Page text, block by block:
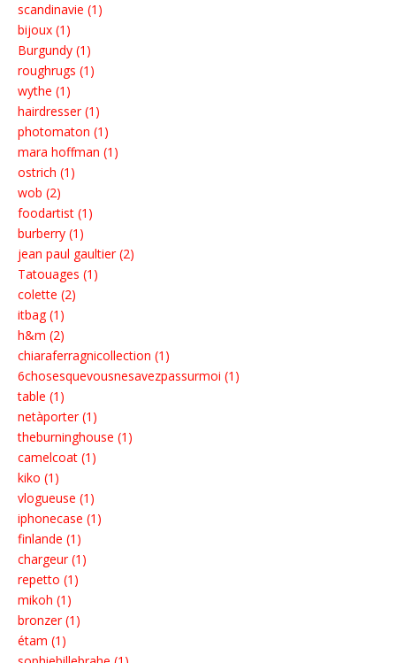
scandinavie (1)
bijoux (1)
Burgundy (1)
roughrugs (1)
wythe (1)
hairdresser (1)
photomaton (1)
mara hoffman (1)
ostrich (1)
wob (2)
foodartist (1)
burberry (1)
jean paul gaultier (2)
Tatouages (1)
colette (2)
itbag (1)
h&m (2)
chiaraferragnicollection (1)
6chosesquevousnesavezpassurmoi (1)
table (1)
netàporter (1)
theburninghouse (1)
camelcoat (1)
kiko (1)
vlogueuse (1)
iphonecase (1)
finlande (1)
chargeur (1)
repetto (1)
mikoh (1)
bronzer (1)
étam (1)